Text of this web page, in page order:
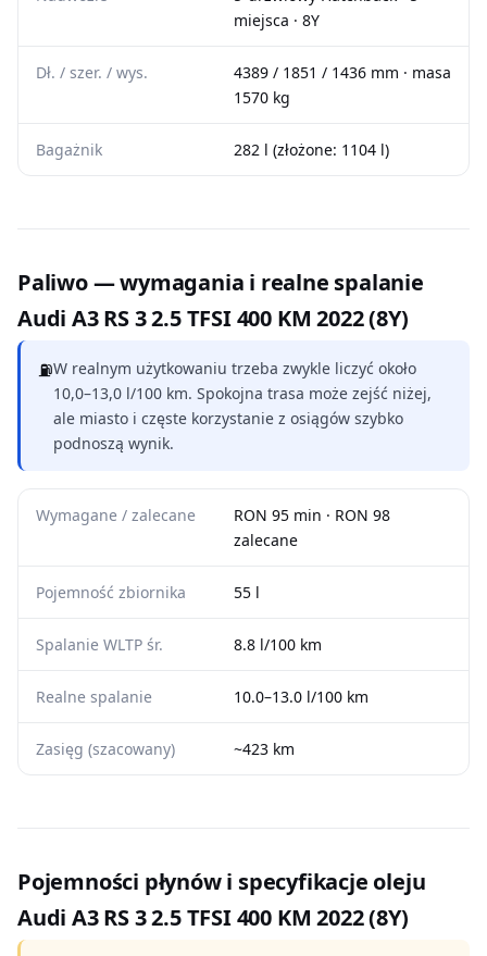
miejsca · 8Y
Dł. / szer. / wys.
4389 / 1851 / 1436 mm · masa
1570 kg
Bagażnik 282 l (złożone: 1104 l)
Paliwo — wymagania i realne spalanie
Audi A3 RS 3 2.5 TFSI 400 KM 2022 (8Y)
⛽W realnym użytkowaniu trzeba zwykle liczyć około
10,0–13,0 l/100 km. Spokojna trasa może zejść niżej,
ale miasto i częste korzystanie z osiągów szybko
podnoszą wynik.
Wymagane / zalecane
RON 95 min · RON 98
zalecane
Pojemność zbiornika 55 l
Spalanie WLTP śr. 8.8 l/100 km
Realne spalanie 10.0–13.0 l/100 km
Zasięg (szacowany) ~423 km
Pojemności płynów i specyfikacje oleju
Audi A3 RS 3 2.5 TFSI 400 KM 2022 (8Y)